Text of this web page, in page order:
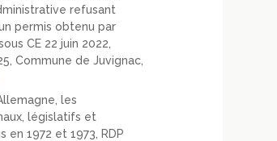
refusant
permis obtenu par
CE 22 juin 2022,
Commune de Juvignac,
les
législatifs et
en 1972 et 1973, RDP